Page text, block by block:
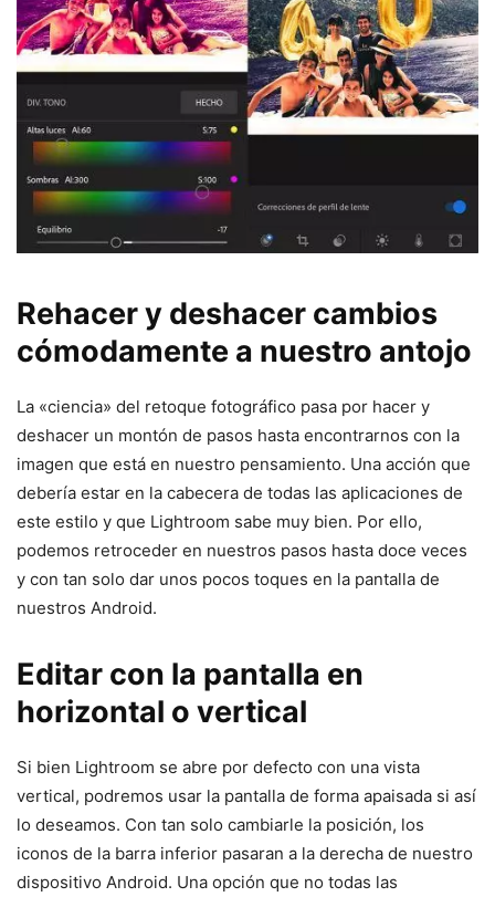
Rehacer y deshacer cambios
cómodamente a nuestro antojo
La «ciencia» del retoque fotográfico pasa por hacer y
deshacer un montón de pasos hasta encontrarnos con la
imagen que está en nuestro pensamiento. Una acción que
debería estar en la cabecera de todas las aplicaciones de
este estilo y que Lightroom sabe muy bien. Por ello,
podemos retroceder en nuestros pasos hasta doce veces
y con tan solo dar unos pocos toques en la pantalla de
nuestros Android.
Editar con la pantalla en
horizontal o vertical
Si bien Lightroom se abre por defecto con una vista
vertical, podremos usar la pantalla de forma apaisada si así
lo deseamos. Con tan solo cambiarle la posición, los
iconos de la barra inferior pasaran a la derecha de nuestro
dispositivo Android. Una opción que no todas las